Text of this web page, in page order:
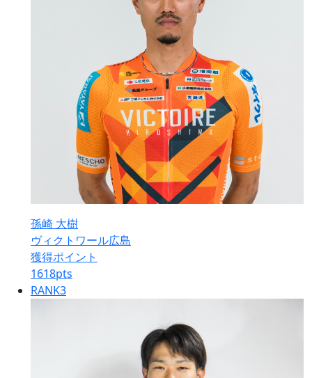
孫崎 大樹
ヴィクトワール広島
獲得ポイント
1618pts
RANK3